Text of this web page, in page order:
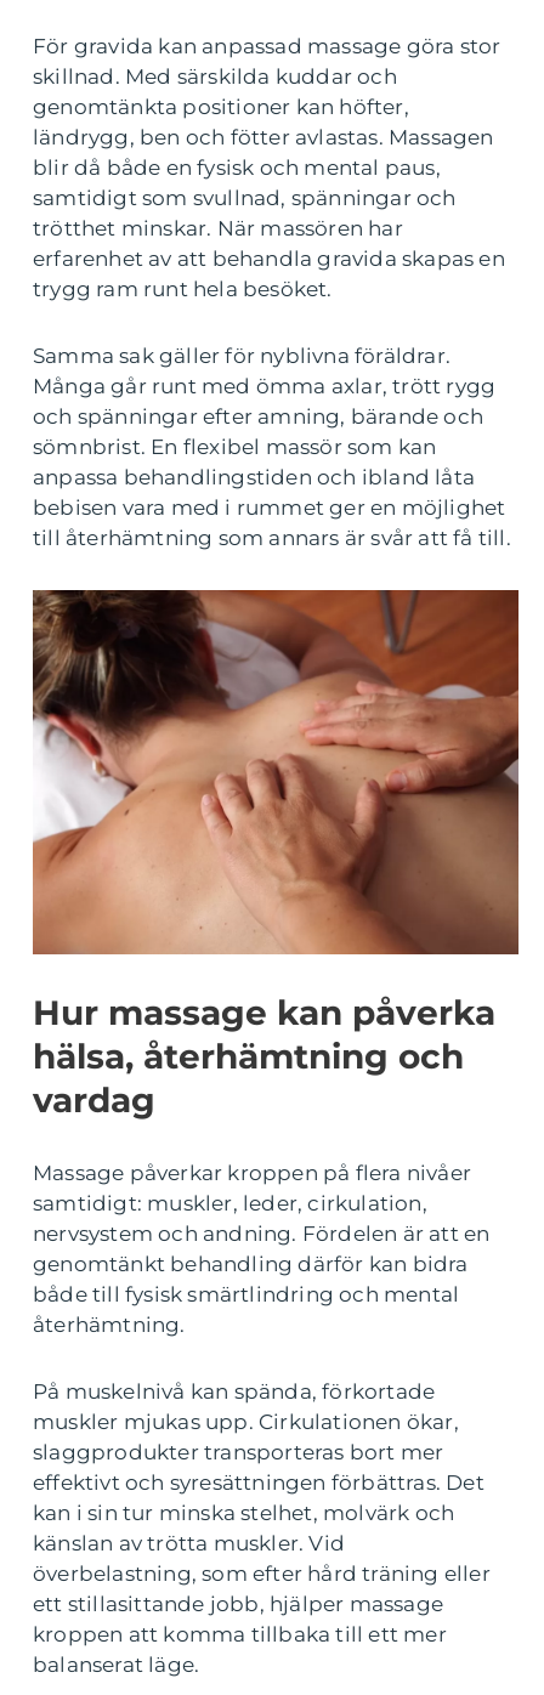
För gravida kan anpassad massage göra stor
skillnad. Med särskilda kuddar och
genomtänkta positioner kan höfter,
ländrygg, ben och fötter avlastas. Massagen
blir då både en fysisk och mental paus,
samtidigt som svullnad, spänningar och
trötthet minskar. När massören har
erfarenhet av att behandla gravida skapas en
trygg ram runt hela besöket.
Samma sak gäller för nyblivna föräldrar.
Många går runt med ömma axlar, trött rygg
och spänningar efter amning, bärande och
sömnbrist. En flexibel massör som kan
anpassa behandlingstiden och ibland låta
bebisen vara med i rummet ger en möjlighet
till återhämtning som annars är svår att få till.
Hur massage kan påverka
hälsa, återhämtning och
vardag
Massage påverkar kroppen på flera nivåer
samtidigt: muskler, leder, cirkulation,
nervsystem och andning. Fördelen är att en
genomtänkt behandling därför kan bidra
både till fysisk smärtlindring och mental
återhämtning.
På muskelnivå kan spända, förkortade
muskler mjukas upp. Cirkulationen ökar,
slaggprodukter transporteras bort mer
effektivt och syresättningen förbättras. Det
kan i sin tur minska stelhet, molvärk och
känslan av trötta muskler. Vid
överbelastning, som efter hård träning eller
ett stillasittande jobb, hjälper massage
kroppen att komma tillbaka till ett mer
balanserat läge.